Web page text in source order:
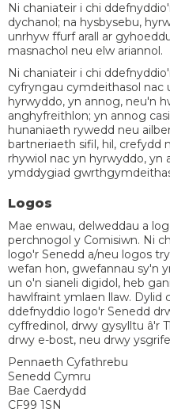
Ni chaniateir i chi
dychanol; na hysbysebu,
unrhyw ffurf arall ar
masnachol neu elw ariannol.
Ni chaniateir i chi
cyfryngau cymdeithasol nac
hyrwyddo, yn annog, neu'n
anghyfreithlon; yn annog
hunaniaeth rywedd neu
bartneriaeth sifil, hil, crefydd
rhywiol nac yn hyrwyddo, yn
ymddygiad
Logos
Mae enwau, delweddau a
perchnogol y Comisiwn. Ni
logo'r Senedd a/neu logos
wefan hon, gwefannau sy'n
un o'n sianeli digidol, heb
hawlfraint ymlaen llaw. Dylid
ddefnyddio logo'r Senedd
cyffredinol, drwy gysylltu â'r
drwy e-bost, neu drwy
Pennaeth Cyfathrebu
Senedd Cymru
Bae Caerdydd
CF99 1SN